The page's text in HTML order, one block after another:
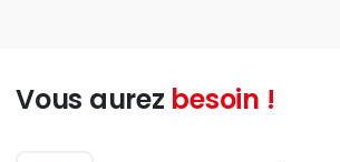
Vous aurez besoin !